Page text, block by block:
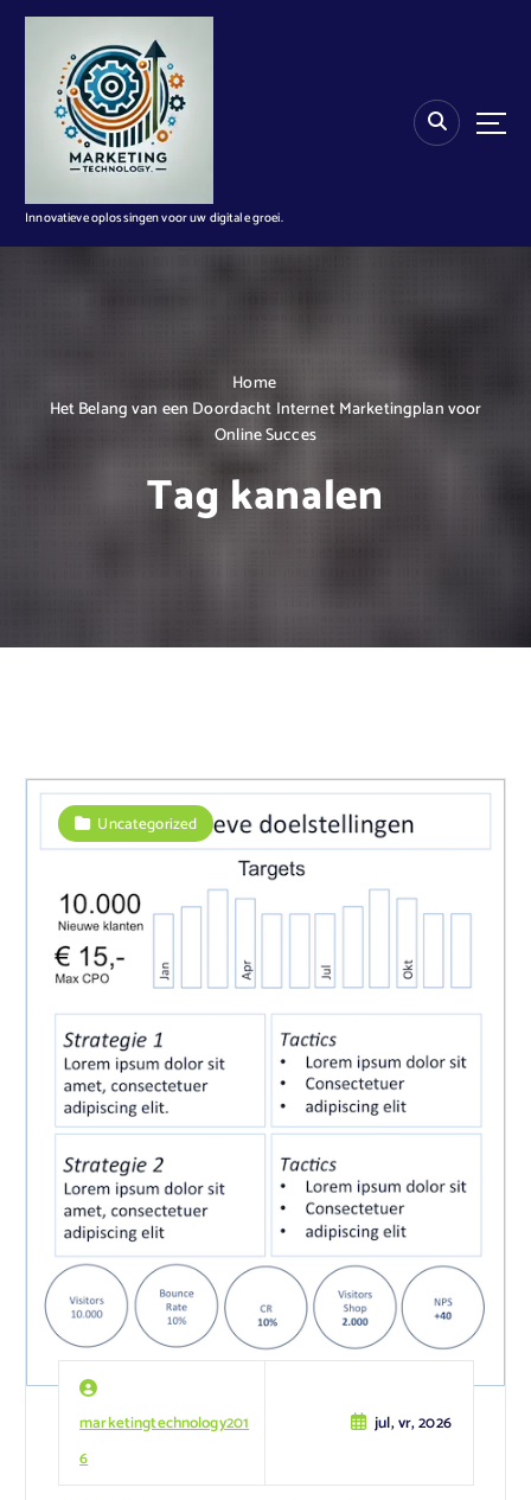
n
Innovatieve oplossingen voor uw digitale groei.
Home
Het Belang van een Doordacht Internet Marketingplan voor
Online Succes
Tag kanalen
marketingtechnology201
6
jul, vr, 2026
Uncategorized